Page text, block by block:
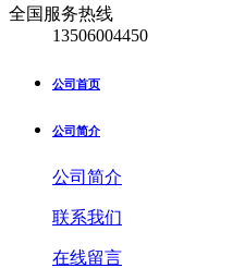
全国服务热线
13506004450
公司首页
公司简介
公司简介
联系我们
在线留言